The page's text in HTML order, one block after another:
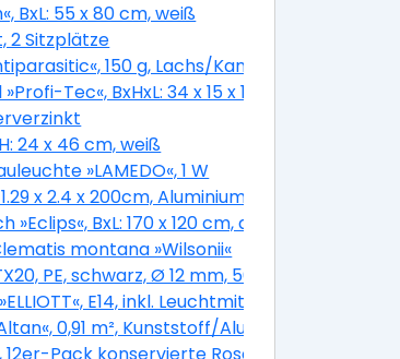
BxL: 55 x 80 cm, weiß
2 Sitzplätze
150 g, Lachs/Kamille
Tec«, BxHxL: 34 x 15 x 1000 mm
24 x 46 cm, weiß
links
»LAMEDO«, 1 W
Stahl
x 2.4 x 200cm, Aluminium
BxL: 170 x 120 cm, anthrazit
montana »Wilsonii«
PE, schwarz, Ø 12 mm, 50 St.
E14, inkl. Leuchtmittel
0,91 m², Kunststoff/Aluminium